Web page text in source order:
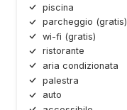
piscina
parcheggio (gratis)
wi-fi (gratis)
ristorante
aria condizionata
palestra
auto